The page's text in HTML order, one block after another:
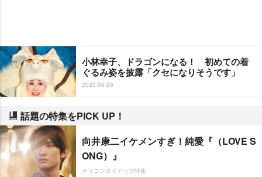
小林幸子、ドラゴンになる！ 初めての着
ぐるみ姿を披露「クセになりそうです」
2025-06-26
話題の特集をPICK UP！
向井康二イケメンすぎ！純愛『（LOVE S
ONG）』
オリコンタイアップ特集